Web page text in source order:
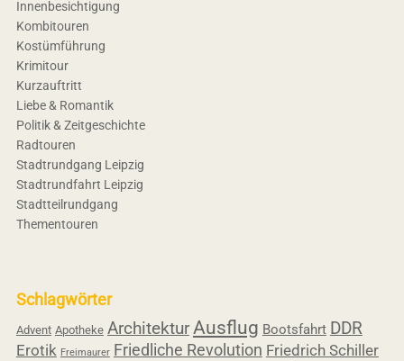
Innenbesichtigung
Kombitouren
Kostümführung
Krimitour
Kurzauftritt
Liebe & Romantik
Politik & Zeitgeschichte
Radtouren
Stadtrundgang Leipzig
Stadtrundfahrt Leipzig
Stadtteilrundgang
Thementouren
Schlagwörter
Advent Apotheke ArchitekturAusflug Bootsfahrt DDR
Erotik Freimaurer Friedliche Revolution Friedrich Schiller